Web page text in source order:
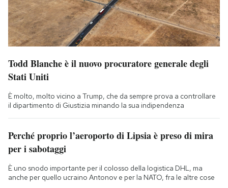
Todd Blanche è il nuovo procuratore generale degli
Stati Uniti
È molto, molto vicino a Trump, che da sempre prova a controllare
il dipartimento di Giustizia minando la sua indipendenza
Perché proprio l’aeroporto di Lipsia è preso di mira
per i sabotaggi
È uno snodo importante per il colosso della logistica DHL, ma
anche per quello ucraino Antonov e per la NATO, fra le altre cose